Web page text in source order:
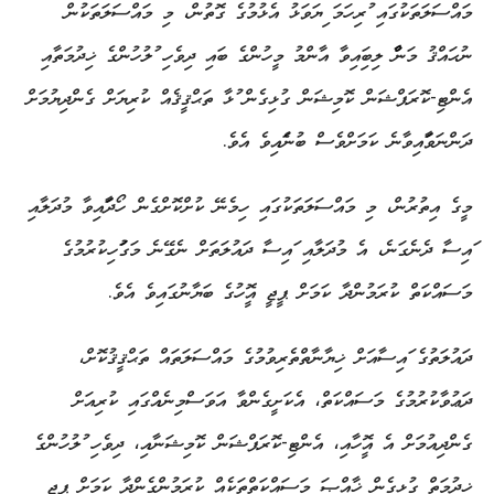
މައްސަލަތަކުގައި ފުރިހަމަ ފިޔަވަޅު އެޅުމުގެ ގޮތުން، މި މައްސަލަތަކުން
ނުޙައްޤު މަންފާ ލިބިފައިވާ އާންމު މީހުންގެ ބައި ދިވެހި ފުލުހުންގެ ޚިދުމަތާއި
އެންޓި-ކޮރަޕްޝަން ކޮމިޝަން ގުޅިގެން ފުޅާ ތަޙްޤީޤެއް ކުރިޔަށް ގެންދިޔުމަށް
ދަންނަވާފައިވާނެ ކަމަށްވެސް ބުނެފައިވެ އެވެ.
މީގެ އިތުރުން، މި މައްސަލަތަކުގައި ހިމެނޭ ކުށްކޮށްގެން ހޯދާފައިވާ މުދަލާއި
ފައިސާ ދެނެގަނެ، އެ މުދަލާއި ފައިސާ ދައުލަތަށް ނެގޭނެ މަގުފަހިކުރުމުގެ
މަސައްކަތް ކުރަމުންދާ ކަމަށް ޕީޖީ އޮފީހުގެ ބަޔާނުގައިވެ އެވެ.
ދައުލަތުގެ ފައިސާއަށް ޚިޔާނާތްތެރިވުމުގެ މައްސަލަތައް ތަޙްޤީޤުކޮށް،
ދަޢުވާކުރުމުގެ މަސައްކަތް، އެކަށީގެންވާ އަވަސްމިނެއްގައި ކުރިއަށް
ގެންދިއުމަށް އެ އޮފީހާއި، އެންޓި-ކޮރަޕްޝަން ކޮމިޝަނާއި، ދިވެހި ފުލުހުންގެ
ޚިދުމަތް ގުޅިގެން ޚާއްޞަ މަސައްކަތްތަކެއް ކުރަމުންގެންދާ ކަމަށް ޕީޖީ